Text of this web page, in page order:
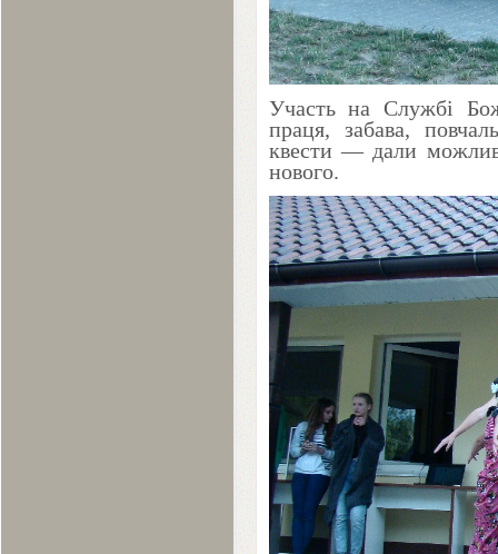
Участь на Службі
праця, забава,
квести — дали
нового.